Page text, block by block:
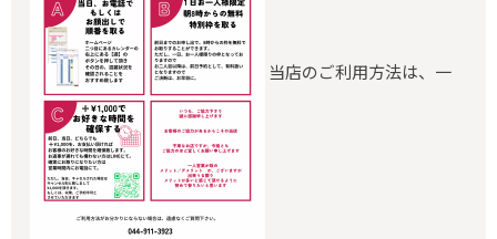
当店のご利用方法は、一